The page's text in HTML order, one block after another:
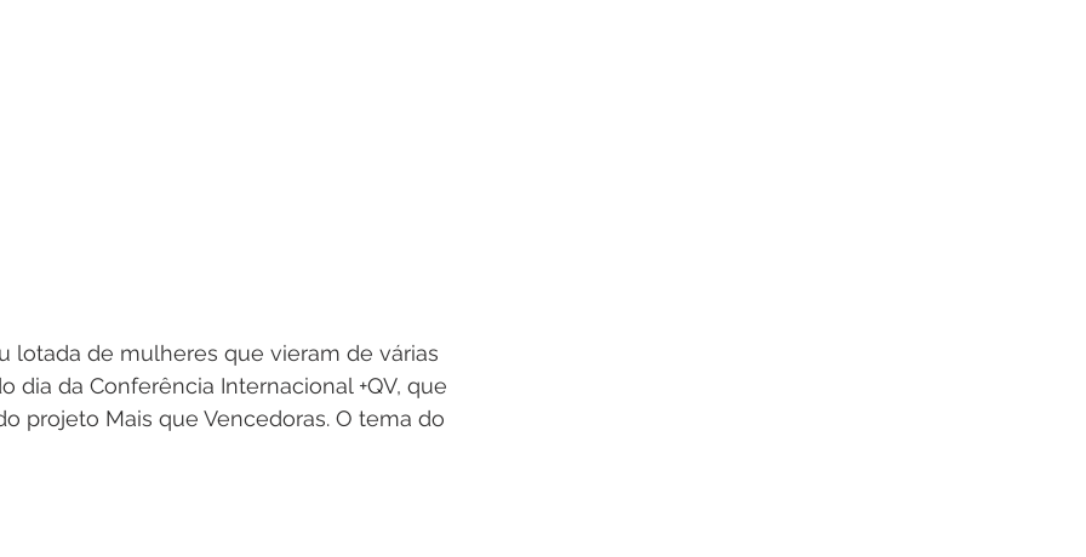
lotada de mulheres que vieram de várias
dia da Conferência Internacional +QV, que
projeto Mais que Vencedoras. O tema do